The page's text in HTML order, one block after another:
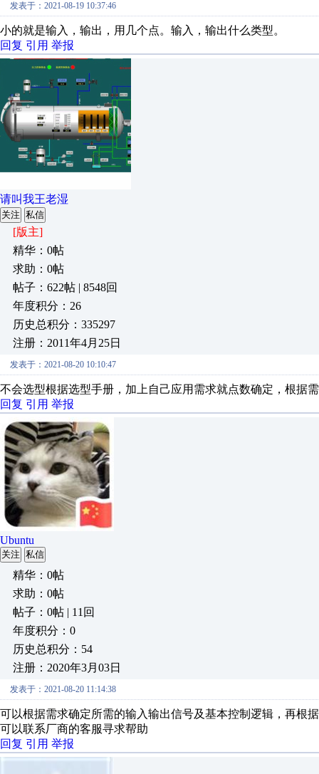
发表于：2021-08-19 10:37:46
小的就是输入，输出，用几个点。输入，输出什么类型。
回复 引用 举报
请叫我王老湿
关注 私信
[版主]
精华：0帖
求助：0帖
帖子：622帖 | 8548回
年度积分：26
历史总积分：335297
注册：2011年4月25日
发表于：2021-08-20 10:10:47
不会选型根据选型手册，加上自己应用需求就点数确定，根据
回复 引用 举报
Ubuntu
关注 私信
精华：0帖
求助：0帖
帖子：0帖 | 11回
年度积分：0
历史总积分：54
注册：2020年3月03日
发表于：2021-08-20 11:14:38
可以根据需求确定所需的输入输出信号及基本控制逻辑，再根
可以联系厂商的客服寻求帮助
回复 引用 举报